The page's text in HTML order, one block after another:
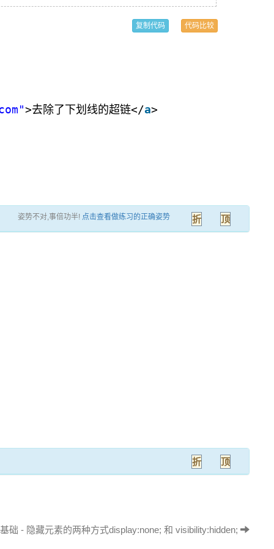
代码比较
复制代码
>去除了下划线的超链</a>
顶
折
姿势不对,事倍功半! 点击查看做练习的正确姿势
顶
折
础 - 隐藏元素的两种方式display:none; 和 visibility:hidden;